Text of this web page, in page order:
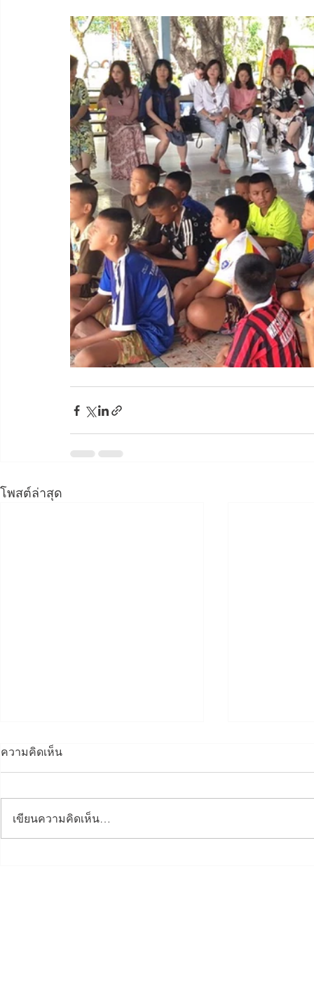
โพสต์ล่าสุด
ความคิดเห็น
เขียนความคิดเห็น…